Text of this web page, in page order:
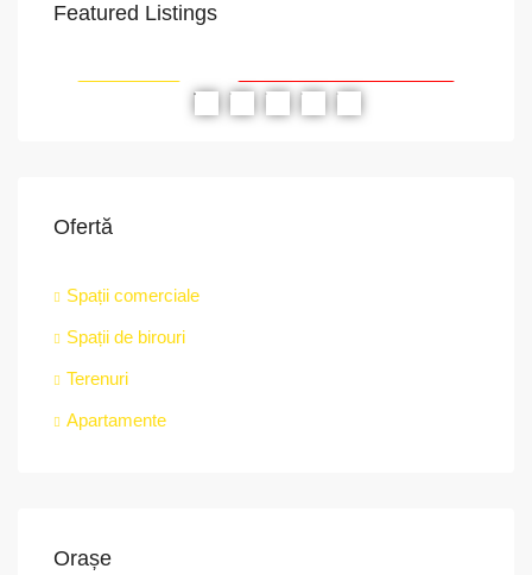
Featured Listings
PROPRIETATEA A FOST ÎNCHIRIATĂ
Ofertă
Spații comerciale
Spații de birouri
Terenuri
Apartamente
Orașe